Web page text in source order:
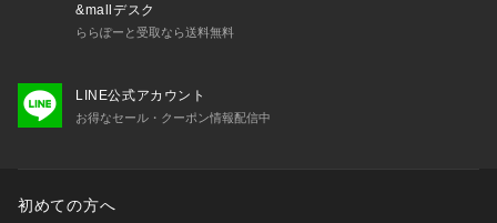
&mallデスク
ららぽーと受取なら送料無料
LINE公式アカウント
お得なセール・クーポン情報配信中
初めての方へ